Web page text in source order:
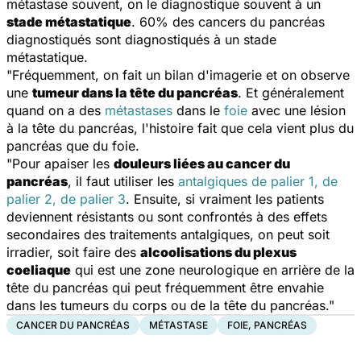
métastase souvent, on le diagnostique souvent à un
stade métastatique. 60% des cancers du pancréas
diagnostiqués sont diagnostiqués à un stade
métastatique.
"Fréquemment, on fait un bilan d'imagerie et on observe
une tumeur dans la tête du pancréas. Et généralement
quand on a des métastases dans le foie avec une lésion
à la tête du pancréas, l'histoire fait que cela vient plus du
pancréas que du foie.
"Pour apaiser les douleurs liées au cancer du
pancréas, il faut utiliser les antalgiques de palier 1, de
palier 2, de palier 3. Ensuite, si vraiment les patients
deviennent résistants ou sont confrontés à des effets
secondaires des traitements antalgiques, on peut soit
irradier, soit faire des alcoolisations du plexus
coeliaque qui est une zone neurologique en arrière de la
tête du pancréas qui peut fréquemment être envahie
dans les tumeurs du corps ou de la tête du pancréas."
CANCER DU PANCRÉAS MÉTASTASE FOIE, PANCRÉAS